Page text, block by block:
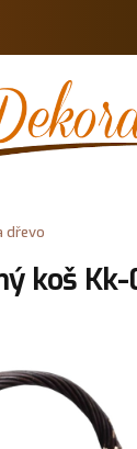
dřevo
koš